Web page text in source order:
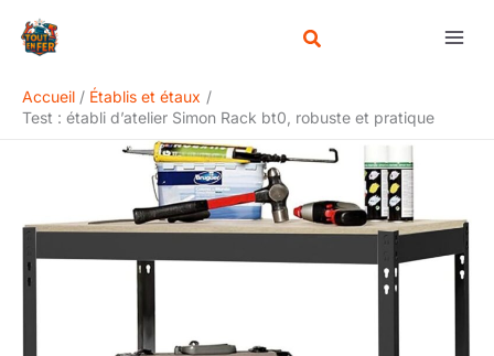
Accueil
Établis et étaux
Test : établi d’atelier Simon Rack bt0, robuste et pratique